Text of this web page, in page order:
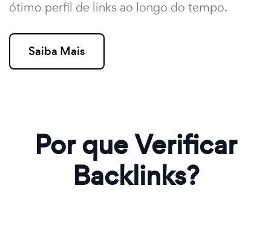
ótimo perfil de links ao longo do tempo.
Saiba Mais
Por que Verificar
Backlinks?